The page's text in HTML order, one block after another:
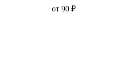
от 90 ₽